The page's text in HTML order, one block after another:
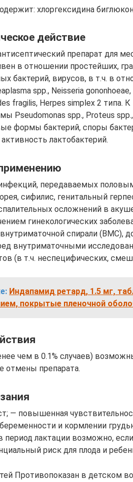
хлоргексидина
действие
препарат для
в отношении простейших,
бактерий, вирусов, в т.ч. в
spp., Neisseria
fragilis, Herpes simplex 2 типа.
Pseudomonas spp., Proteus
формы бактерий, споры
лактобактерий.
передаваемых
сифилис, генитальный
осложнений в
гинекологических
спирали (ВМС),
внутриматочными
(в т.ч. неспецифических,
Индапамид ретард, 1.5 мг,
покрытые пленочной
чем в 0.1% случаев)
отмены препарата.
— повышенная
и кормлении
период лактации возможно,
риск для плода и
Противопоказан в детском